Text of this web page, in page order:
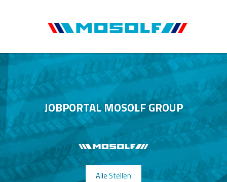
JOBPORTAL MOSOLF GROUP
Alle Stellen